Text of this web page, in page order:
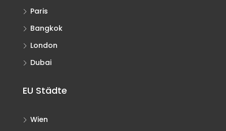
Paris
Bangkok
London
Dubai
EU Städte
Wien